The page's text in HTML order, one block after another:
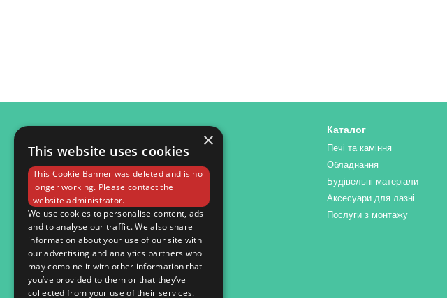
© 2026
Мобільна версія
Каталог
Печі та каміння
Обладнання
Будівельні матеріали
Аксесуари для лазні
Послуги з монтажу
×
This website uses cookies
This Cookie Banner was deleted and is no
longer working. Please contact the
website administrator.
We use cookies to personalise content, ads
and to analyse our traffic. We also share
information about your use of our site with
our advertising and analytics partners who
may combine it with other information that
you’ve provided to them or that they’ve
collected from your use of their services.